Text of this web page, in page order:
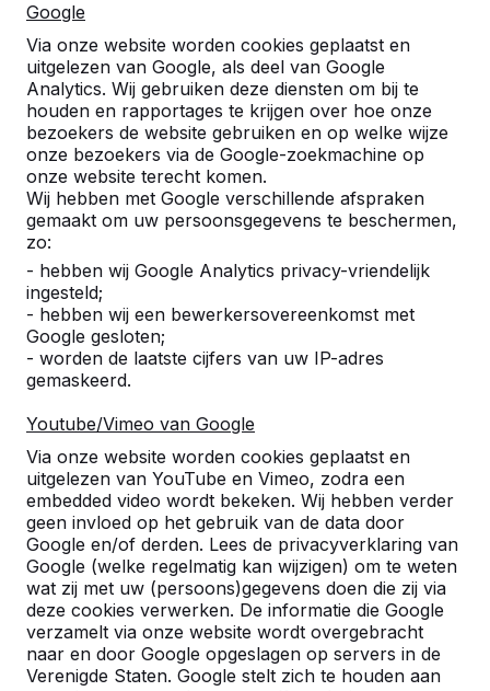
Google
Via onze website worden cookies geplaatst en
uitgelezen van Google, als deel van Google
Analytics. Wij gebruiken deze diensten om bij te
houden en rapportages te krijgen over hoe onze
bezoekers de website gebruiken en op welke wijze
onze bezoekers via de Google-zoekmachine op
onze website terecht komen.
Wij hebben met Google verschillende afspraken
gemaakt om uw persoonsgegevens te beschermen,
zo:
- hebben wij Google Analytics privacy-vriendelijk
ingesteld;
- hebben wij een bewerkersovereenkomst met
Google gesloten;
- worden de laatste cijfers van uw IP-adres
gemaskeerd.
Youtube/Vimeo van Google
Via onze website worden cookies geplaatst en
uitgelezen van YouTube en Vimeo, zodra een
embedded video wordt bekeken. Wij hebben verder
geen invloed op het gebruik van de data door
Google en/of derden. Lees de privacyverklaring van
Google (welke regelmatig kan wijzigen) om te weten
wat zij met uw (persoons)gegevens doen die zij via
deze cookies verwerken. De informatie die Google
verzamelt via onze website wordt overgebracht
naar en door Google opgeslagen op servers in de
Verenigde Staten. Google stelt zich te houden aan
€ 1.425,00
excl. BTW
2e product en volgende voor€ 1.325,00per stuk,
bespaar7%!
Kleur
Aantal
Toevoegen aan bestelling
Toevoegen aan offerte
Gratis levering en plaatsing in België.
Geleverd binnen 4 werkweken.
Hoe werkt de levering? Bekijk video